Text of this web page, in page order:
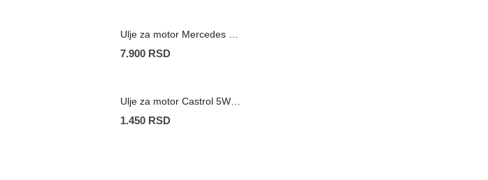
Ulje za motor Mercedes 5W30 MB 229.52 5L
7.900 RSD
Ulje za motor Castrol 5W40 EDGE TD 1L
1.450 RSD